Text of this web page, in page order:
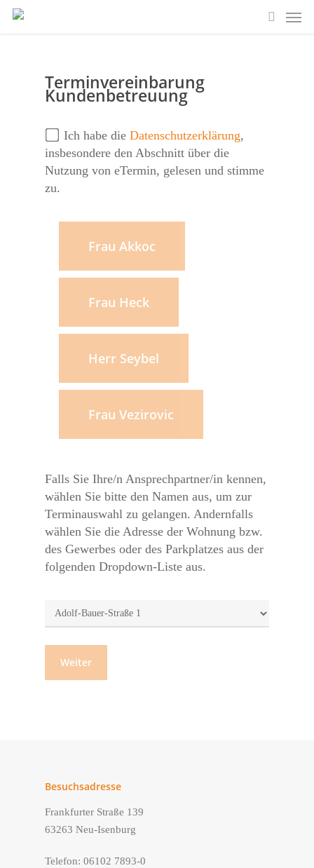
Skip
Menu
Terminvereinbarung
Kundenbetreuung
Ich habe dieDatenschutzerklärung,
insbesondere den Abschnitt über die
Nutzung von eTermin, gelesen und stimme
zu.
Frau Akkoc
Frau Heck
Herr Seybel
Frau Vezirovic
Falls Sie Ihre/n Ansprechpartner/in kennen,
wählen Sie bitte den Namen aus, um zur
Terminauswahl zu gelangen. Andernfalls
wählen Sie die Adresse der Wohnung bzw.
des Gewerbes oder des Parkplatzes aus der
folgenden Dropdown-Liste aus.
Besuchsadresse
Frankfurter Straße 139
63263 Neu-Isenburg
Telefon: 06102 7893-0